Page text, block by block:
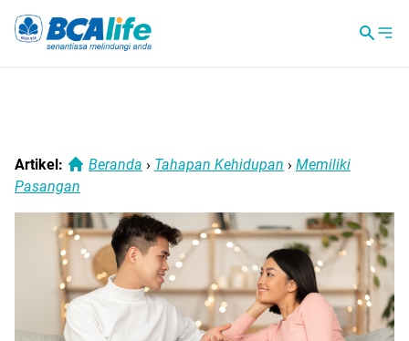
Artikel: Beranda › Tahapan Kehidupan › Memiliki
Pasangan